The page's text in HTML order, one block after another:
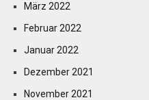
März 2022
Februar 2022
Januar 2022
Dezember 2021
November 2021